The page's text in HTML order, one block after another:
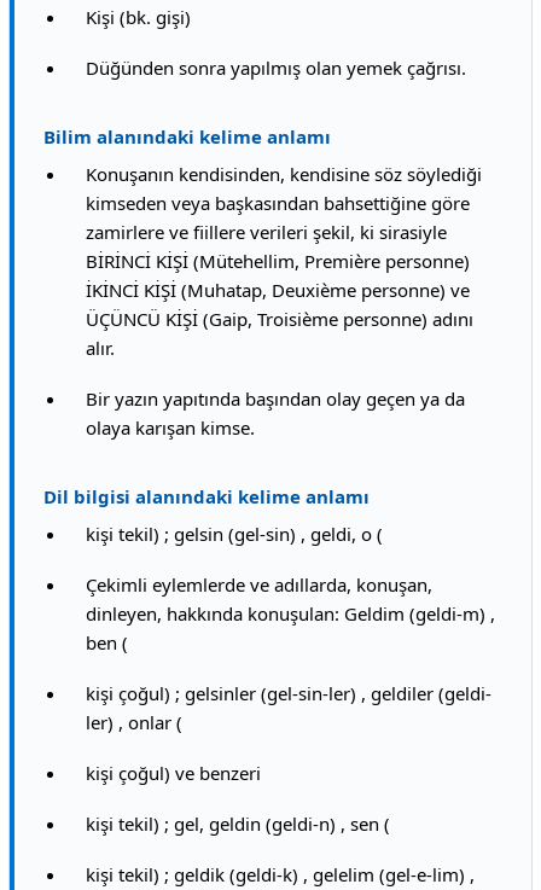
Kişi (bk. gişi)
Düğünden sonra yapılmış olan yemek çağrısı.
Bilim alanındaki kelime anlamı
Konuşanın kendisinden, kendisine söz söylediği
kimseden veya başkasından bahsettiğine göre
zamirlere ve fiillere verileri şekil, ki sirasiyle
BİRİNCİ KİŞİ (Mütehellim, Première personne)
İKİNCİ KİŞİ (Muhatap, Deuxième personne) ve
ÜÇÜNCÜ KİŞİ (Gaip, Troisième personne) adını
alır.
Bir yazın yapıtında başından olay geçen ya da
olaya karışan kimse.
Dil bilgisi alanındaki kelime anlamı
kişi tekil) ; gelsin (gel-sin) , geldi, o (
Çekimli eylemlerde ve adıllarda, konuşan,
dinleyen, hakkında konuşulan: Geldim (geldi-m) ,
ben (
kişi çoğul) ; gelsinler (gel-sin-ler) , geldiler (geldi-
ler) , onlar (
kişi çoğul) ve benzeri
kişi tekil) ; gel, geldin (geldi-n) , sen (
kişi tekil) ; geldik (geldi-k) , gelelim (gel-e-lim) ,